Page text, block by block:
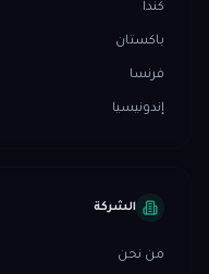
كندا
باكستان
فرنسا
إندونيسيا
الشركة
من نحن